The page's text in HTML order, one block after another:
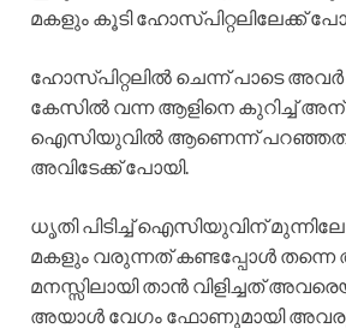
മകളും കൂടി ഹോസ്പിറ്റലിലേക്ക്
ഹോസ്പിറ്റലിൽ ചെന്ന് പാടെ
കേസിൽ വന്ന ആളിനെ കുറിച്ച്
ഐസിയുവിൽ ആണെന്ന്
അവിടേക്ക് പോയി.
ധൃതി പിടിച്ച് ഐസിയുവിന്
മകളും വരുന്നത് കണ്ടപ്പോൾ
മനസ്സിലായി താൻ വിളിച്ചത്
അയാൾ വേഗം ഫോണുമായി